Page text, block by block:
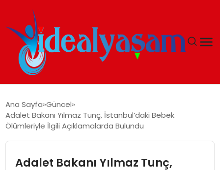
GÜNDEM
Ana Sayfa Güncel
Adalet Bakanı Yılmaz Tunç, İstanbul’daki Bebek
Ölümleriyle İlgili Açıklamalarda Bulundu
Adalet Bakanı Yılmaz Tunç,